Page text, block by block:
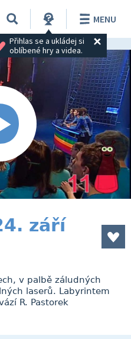
Přihlas se a ukládej si
oblíbené hry a videa.
MENU
září
v palbě záludných
laserů. Labyrintem
R. Pastorek